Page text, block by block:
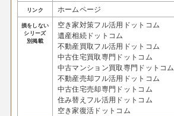
リンク ホームページ
損をしない
シリーズ
別掲載
空き家対策フル活用ドットコム
遺産相続ドットコム
不動産買取フル活用ドットコム
中古住宅買取専門ドットコム
中古マンション買取専門ドットコム
不動産売却フル活用ドットコム
中古住宅売却専門ドットコム
住み替えフル活用ドットコム
空き家復活ドットコム